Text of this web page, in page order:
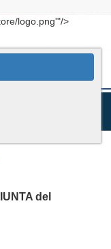
logo.png'"/>
del